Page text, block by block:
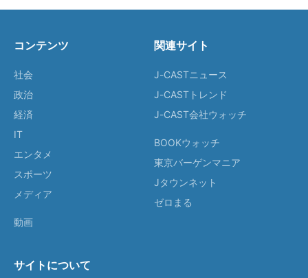
コンテンツ
社会
政治
経済
IT
エンタメ
スポーツ
メディア
動画
関連サイト
J-CASTニュース
J-CASTトレンド
J-CAST会社ウォッチ
BOOKウォッチ
東京バーゲンマニア
Jタウンネット
ゼロまる
サイトについて